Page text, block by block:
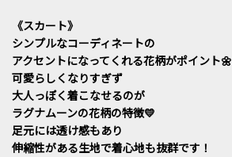
《スカート》
シンプルなコーディネートの
アクセントになってくれる花柄がポイント🌼
可愛らしくなりすぎず
大人っぽく着こなせるのが
ラグナムーンの花柄の特徴💛
足元には透け感もあり
伸縮性がある生地で着心地も抜群です！